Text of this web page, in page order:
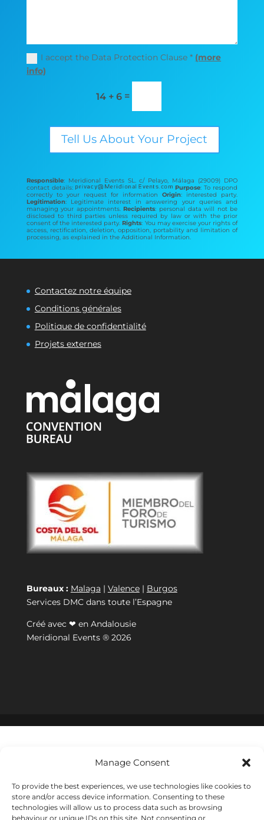
Manage Consent
To provide the best experiences, we use technologies like cookies to
store and/or access device information. Consenting to these
technologies will allow us to process data such as browsing
behaviour or unique IDs on this site. Not consenting or
I accept the Data Protection Clause * (more
info)
14 + 6 =
Tell Us About Your Project
Responsible: Meridional Events SL. c/ Pelayo, Málaga (29009) DPO
contact details:
Purpose: To respond
correctly to your request for informationOrigin: interested party.
Legitimation: Legitimate interest in answering your queries and
managing your appointments.Recipients: personal data will not be
disclosed to third parties unless required by law or with the prior
consent of the interested party.Rights: You may exercise your rights of
access, rectification, deletion, opposition, portability and limitation of
processing, as explained in the Additional Information.
Contactez notre équipe
Conditions générales
Politique de confidentialité
Projets externes
Bureaux : Malaga | Valence| Burgos
Services DMC dans toute l’Espagne
Créé avec ❤ en Andalousie
Meridional Events ® 2026